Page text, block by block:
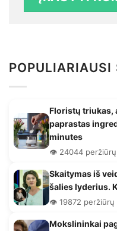
POPULIARIAUSI
Floristų triukas,
paprastas
minutes
👁️ 24044 peržiūrų
Skaitymas iš
šalies lyderius.
👁️ 19872 peržiūrų
Mokslininkai